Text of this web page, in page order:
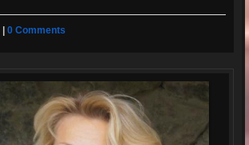
|0 Comments